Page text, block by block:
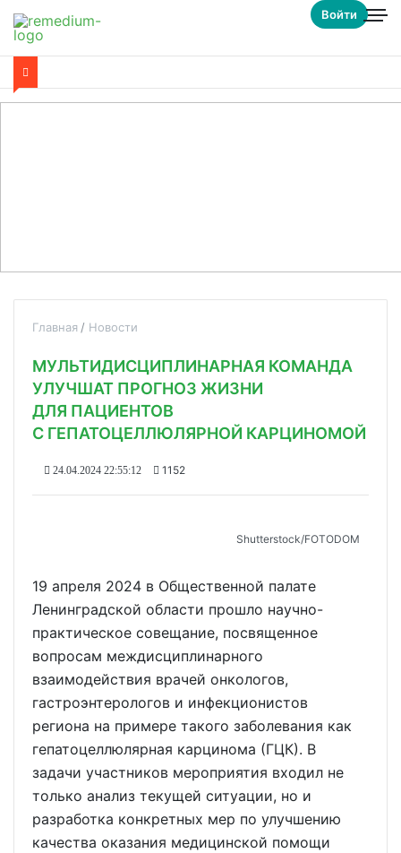
Войти
Главная Новости
МУЛЬТИДИСЦИПЛИНАРНАЯ КОМАНДА
УЛУЧШАТ ПРОГНОЗ ЖИЗНИ
ДЛЯ ПАЦИЕНТОВ
С ГЕПАТОЦЕЛЛЮЛЯРНОЙ КАРЦИНОМОЙ
24.04.2024 22:55:12 1152
Shutterstoсk/FOTODOM
19 апреля 2024 в Общественной палате
Ленинградской области прошло научно-
практическое совещание, посвященное
вопросам междисциплинарного
взаимодействия врачей онкологов,
гастроэнтерологов и инфекционистов
региона на примере такого заболевания как
гепатоцеллюлярная карцинома (ГЦК). В
задачи участников мероприятия входил не
только анализ текущей ситуации, но и
разработка конкретных мер по улучшению
качества оказания медицинской помощи